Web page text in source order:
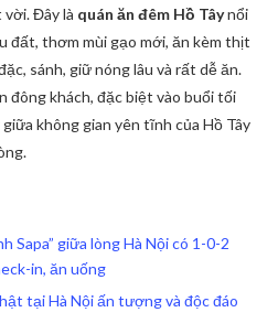
Đây là quán ăn đêm Hồ Tâynổi
đất, thơm mùi gạo mới, ăn kèm thịt
sánh, giữ nóng lâu và rất dễ ăn.
đông khách, đặc biệt vào buổi tối
không gian yên tĩnh của Hồ Tây
Sapa” giữa lòng Hà Nội có 1-0-2
in, ăn uống
tại Hà Nội ấn tượng và độc đáo